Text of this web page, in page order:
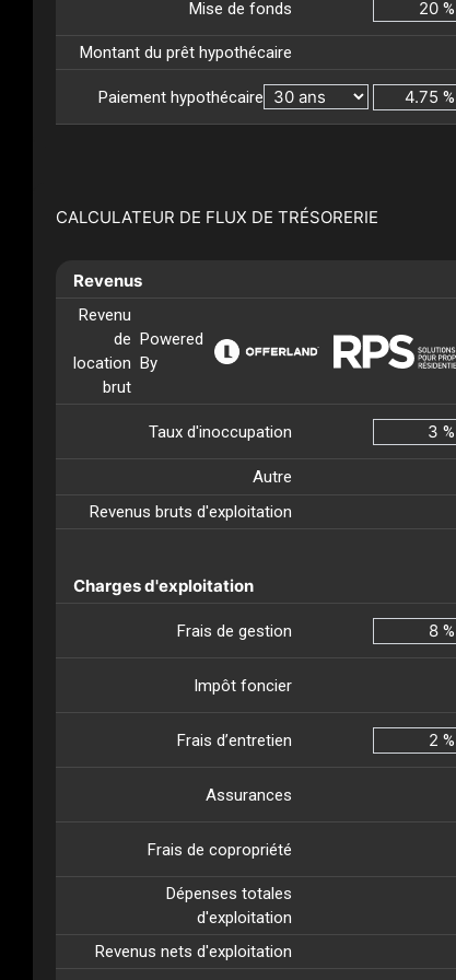
Mise de fonds %
Montant du prêt hypothécaire
Paiement hypothécaire %
CALCULATEUR DE FLUX DE TRÉSORERIE
Revenus
Revenu
de
location
brut
Powered
By
Taux d'inoccupation %
Autre
Revenus bruts d'exploitation
Charges d'exploitation
Frais de gestion %
Impôt foncier
Frais d’entretien %
Assurances
Frais de copropriété
Dépenses totales
d'exploitation
Revenus nets d'exploitation